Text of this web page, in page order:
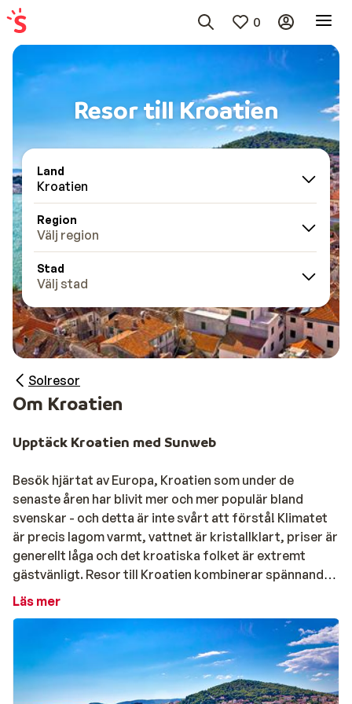
0
Resor till Kroatien
Land
Kroatien
Region
Välj region
Stad
Välj stad
Solresor
Om Kroatien
Upptäck Kroatien med Sunweb
Besök hjärtat av Europa, Kroatien som under de
senaste åren har blivit mer och mer populär bland
svenskar - och detta är inte svårt att förstå! Klimatet
är precis lagom varmt, vattnet är kristallklart, priser är
generellt låga och det kroatiska folket är extremt
gästvänligt. Resor till Kroatien kombinerar spännande
sevärdheter som medeltida borgar och kyrkor med
landskap med skog branta klippor och en underbar
Den kroatiska övärlden består av inte mindre än 1224
öar som ligger utanför den vackra Adriatiska kusten
Läs mer